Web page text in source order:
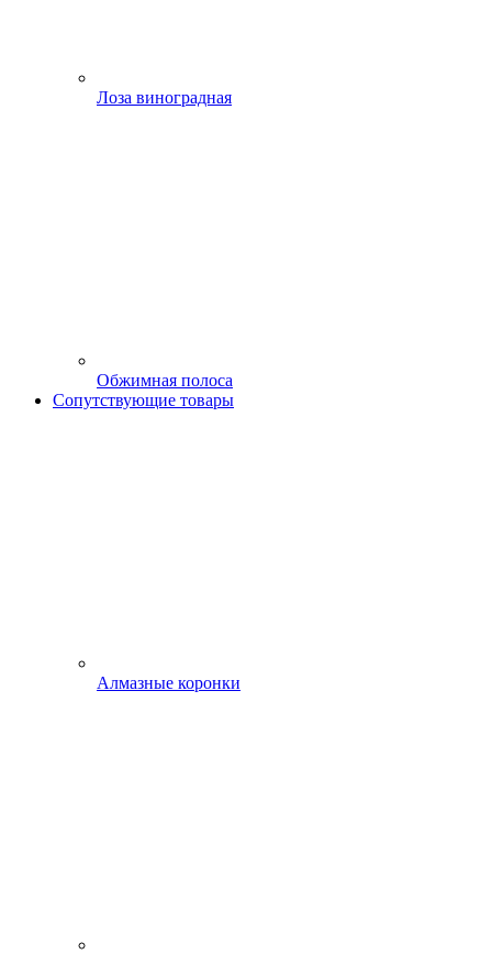
Лоза виноградная
Обжимная полоса
Сопутствующие товары
Алмазные коронки